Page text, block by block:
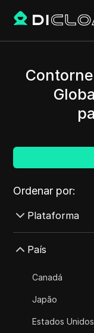
Ordenar por:
Plataforma
AdMob
País
Canadá
Japão
Estados